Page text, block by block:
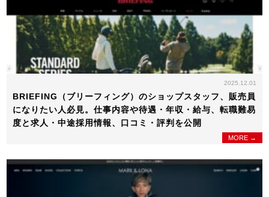
2025.12.01
BRIEFING（ブリーフィング）のショップスタッフ、販売員
になりたい人必見。仕事内容や待遇・年収・給与、転職難易
度と求人・中途採用情報、口コミ・評判を公開
MORE →